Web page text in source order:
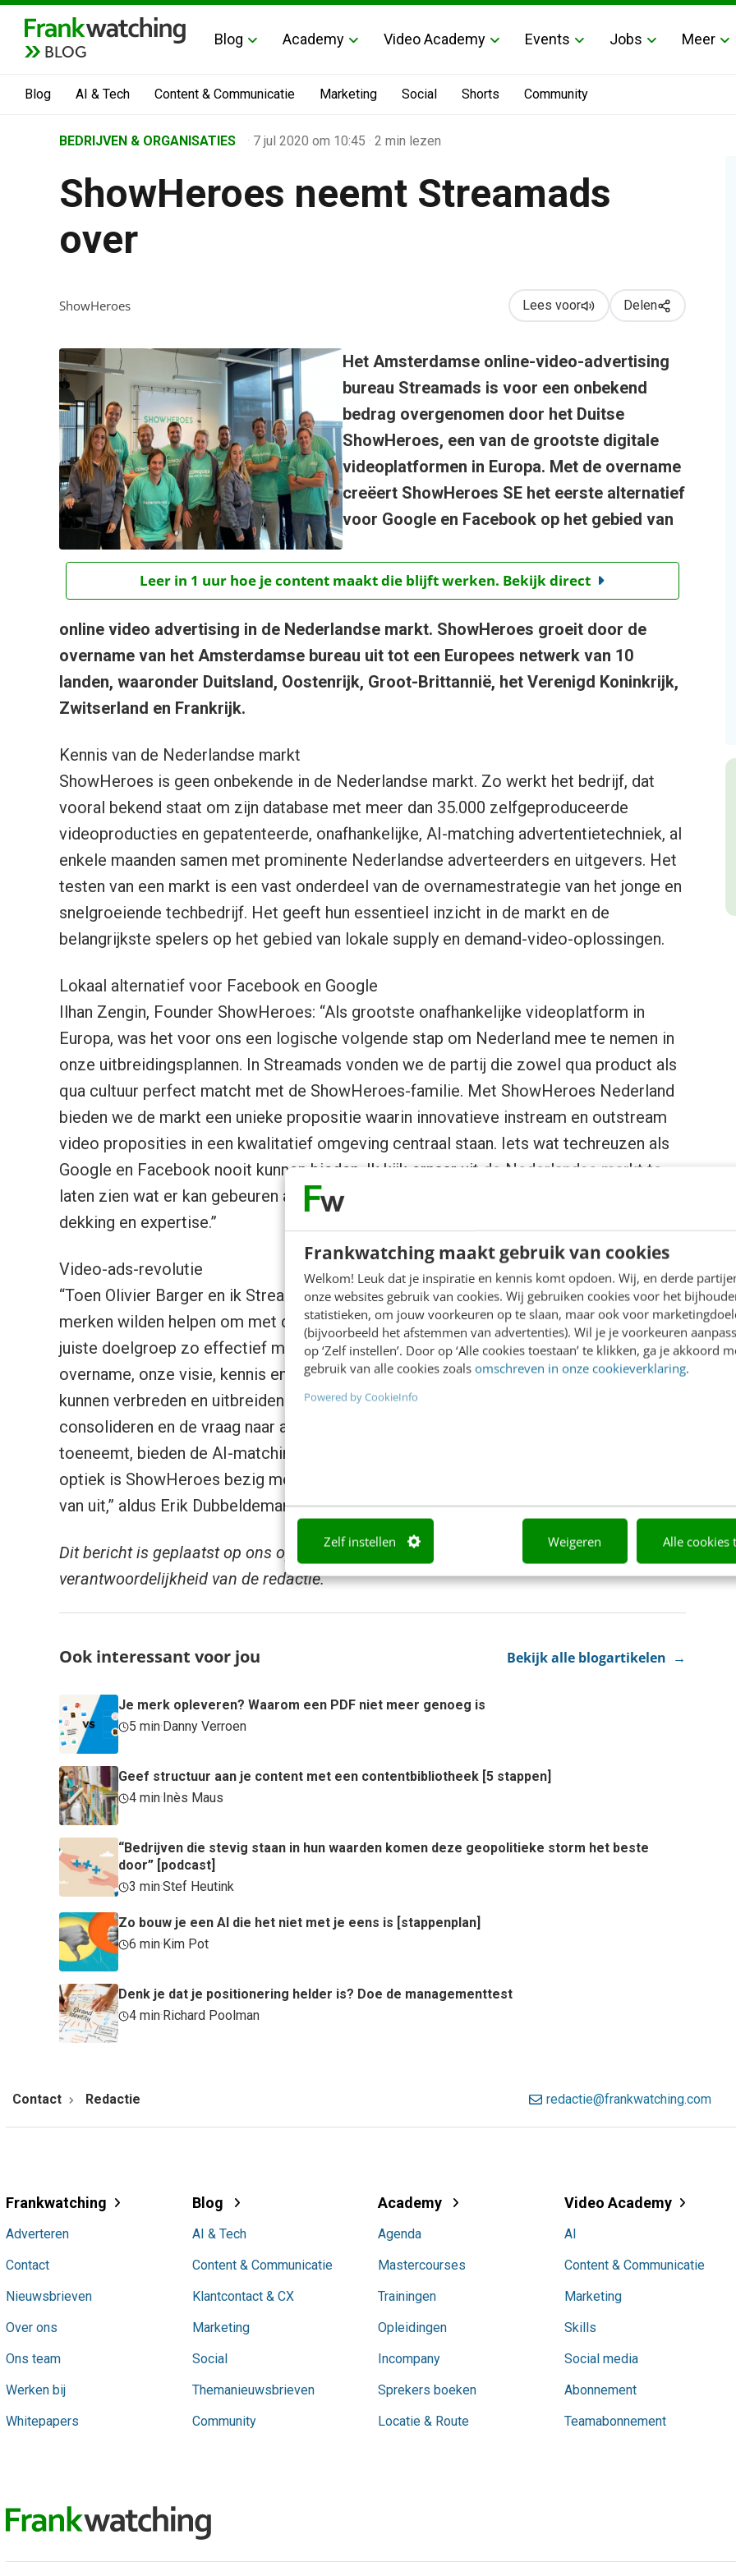
Frankwatching maakt gebruik van cookies
Welkom! Leuk dat je inspiratie en kennis komt opdoen. Wij, en derde
onze websites gebruik van cookies. Wij gebruiken cookies voor het
statistieken, om jouw voorkeuren op te slaan, maar ook voor
(bijvoorbeeld het afstemmen van advertenties). Wil je je voorkeuren
op ‘Zelf instellen’. Door op ‘Alle cookies toestaan’ te klikken, ga je akkoord
gebruik van alle cookies zoals omschreven in onze cookieverklaring.
Powered by CookieInfo
Zelf instellen Weigeren Alle cookies
BLOG
Blog Academy Video Academy Events Jobs Meer
Blog AI & Tech Content & Communicatie Marketing Social Shorts Community
Business Channel
›
ShowHeroes neemt Streamads over
BEDRIJVEN & ORGANISATIES · 7 jul 2020 om 10:45 · 2 min lezen
ShowHeroes neemt Streamads
over
ShowHeroes Lees voor Delen
Leer in 1 uur hoe je content maakt die blijft werken. Bekijk direct
Het Amsterdamse online-video-advertising
bureau Streamads is voor een onbekend
bedrag overgenomen door het Duitse
ShowHeroes, een van de grootste digitale
videoplatformen in Europa. Met de overname
creëert ShowHeroes SE het eerste alternatief
voor Google en Facebook op het gebied van
online video advertising in de Nederlandse markt. ShowHeroes groeit door de
overname van het Amsterdamse bureau uit tot een Europees netwerk van 10
landen, waaronder Duitsland, Oostenrijk, Groot-Brittannië, het Verenigd Koninkrijk,
Zwitserland en Frankrijk.
Kennis van de Nederlandse markt
ShowHeroes is geen onbekende in de Nederlandse markt. Zo werkt het bedrijf, dat
vooral bekend staat om zijn database met meer dan 35.000 zelfgeproduceerde
videoproducties en gepatenteerde, onafhankelijke, AI-matching advertentietechniek, al
enkele maanden samen met prominente Nederlandse adverteerders en uitgevers. Het
testen van een markt is een vast onderdeel van de overnamestrategie van het jonge en
snelgroeiende techbedrijf. Het geeft hun essentieel inzicht in de markt en de
belangrijkste spelers op het gebied van lokale supply en demand-video-oplossingen.
Lokaal alternatief voor Facebook en Google
Ilhan Zengin, Founder ShowHeroes: “Als grootste onafhankelijke videoplatform in
Europa, was het voor ons een logische volgende stap om Nederland mee te nemen in
onze uitbreidingsplannen. In Streamads vonden we de partij die zowel qua product als
qua cultuur perfect matcht met de ShowHeroes-familie. Met ShowHeroes Nederland
bieden we de markt een unieke propositie waarin innovatieve instream en outstream
video proposities in een kwalitatief omgeving centraal staan. Iets wat techreuzen als
Google en Facebook nooit kunnen bieden. Ik kijk ernaar uit de Nederlandse markt te
laten zien wat er kan gebeuren als je lokale inventory koppelt aan onze wereldwijde
dekking en expertise.”
Video-ads-revolutie
“Toen Olivier Barger en ik Streamads in 2013 oprichten, deden we dat omdat we
merken wilden helpen om met de inzet van innovatieve online video oplossingen de
juiste doelgroep zo effectief mogelijk te bereiken. Ik ben heel blij dat we nu, door de
overname, onze visie, kennis en impact binnen ons specialisme onlinevideo verder
kunnen verbreden en uitbreiden. Zeker in de huidige markt, waar veel partijen
consolideren en de vraag naar alternatieven voor de bekende big-techplatformen
toeneemt, bieden de AI-matching tool en database van ShowHeroes uitkomst. In onze
optiek is ShowHeroes bezig met een video-ads-revolutie en daar maken wij graag deel
van uit,” aldus Erik Dubbeldeman, een van de Streamads -oprichters.
Dit bericht is geplaatst op ons open Business channel en valt buiten de
verantwoordelijkheid van de redactie.
Ook interessant voor jou Bekijk alle blogartikelen →
Je merk opleveren? Waarom een PDF niet meer genoeg is
5 min·Danny Verroen
Geef structuur aan je content met een contentbibliotheek [5 stappen]
4 min·Inès Maus
“Bedrijven die stevig staan in hun waarden komen deze geopolitieke storm het beste
door” [podcast]
3 min·Stef Heutink
Zo bouw je een AI die het niet met je eens is [stappenplan]
6 min·Kim Pot
Denk je dat je positionering helder is? Doe de managementtest
4 min·Richard Poolman
Contact Redactie redactie@frankwatching.com
Frankwatching
Adverteren
Contact
Nieuwsbrieven
Over ons
Ons team
Werken bij
Whitepapers
Blog
AI & Tech
Content & Communicatie
Klantcontact & CX
Marketing
Social
Themanieuwsbrieven
Community
Academy
Agenda
Mastercourses
Trainingen
Opleidingen
Incompany
Sprekers boeken
Locatie & Route
Video Academy
AI
Content & Communicatie
Marketing
Skills
Social media
Abonnement
Teamabonnement